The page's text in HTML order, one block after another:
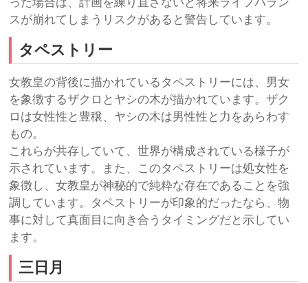
スが崩れてしまうリスクがあると警告しています。
タペストリー
女教皇の背後に描かれているタペストリーには、男女
を象徴するザクロとヤシの木が描かれています。ザク
ロは女性性と豊穣、ヤシの木は男性性と力をあらわす
もの。
これらが共存していて、世界が構成されている様子が
示されています。また、このタペストリーは処女性を
象徴し、女教皇が神秘的で純粋な存在であることを強
調しています。タペストリーが印象的だったなら、物
事に対して真面目に向き合うタイミングだと示してい
ます。
三日月